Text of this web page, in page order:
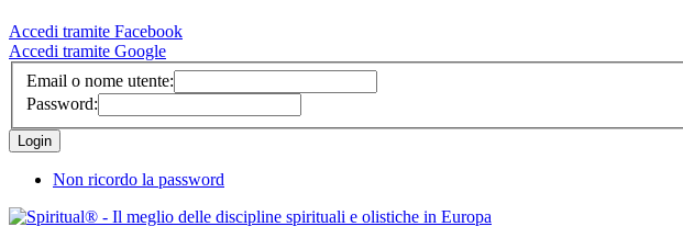
Accedi tramite Facebook
Accedi tramite Google
Email o nome utente:
Password:
Non ricordo la password